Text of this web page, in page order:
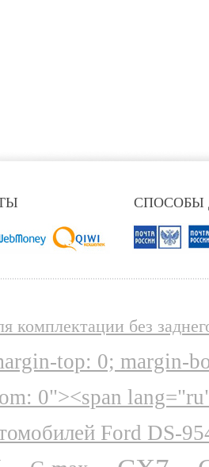
СПОСОБЫ
комплектации без
top: 0; margin-
0"><span
Ford DS-